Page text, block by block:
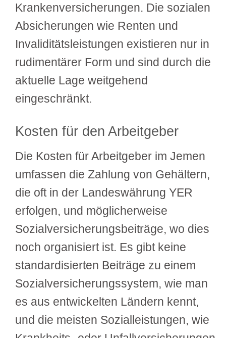
Krankenversicherungen. Die sozialen
Absicherungen wie Renten und
Invaliditätsleistungen existieren nur in
rudimentärer Form und sind durch die
aktuelle Lage weitgehend
eingeschränkt.
Kosten für den Arbeitgeber
Die Kosten für Arbeitgeber im Jemen
umfassen die Zahlung von Gehältern,
die oft in der Landeswährung YER
erfolgen, und möglicherweise
Sozialversicherungsbeiträge, wo dies
noch organisiert ist. Es gibt keine
standardisierten Beiträge zu einem
Sozialversicherungssystem, wie man
es aus entwickelten Ländern kennt,
und die meisten Sozialleistungen, wie